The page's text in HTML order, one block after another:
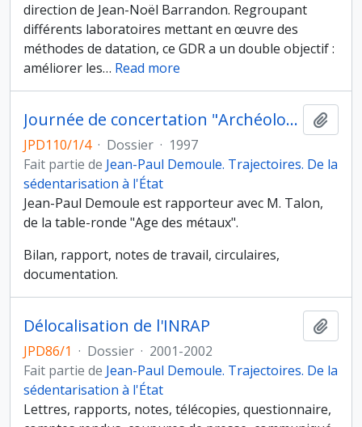
direction de Jean-Noël Barrandon. Regroupant
différents laboratoires mettant en œuvre des
méthodes de datation, ce GDR a un double objectif :
améliorer les… Read more
Journée de concertation "Archéologie en Picardie" organisée par le laboratoire d'archéologie de l'Université de Picardie et le Service régional de l'archéologie de Picardie, Amiens (avril 1997)
JPD110/1/4 · Dossier · 1997
Fait partie de Jean-Paul Demoule. Trajectoires. De la
sédentarisation à l'État
Jean-Paul Demoule est rapporteur avec M. Talon,
de la table-ronde "Age des métaux".
Bilan, rapport, notes de travail, circulaires,
documentation.
Délocalisation de l'INRAP
JPD86/1 · Dossier · 2001-2002
Fait partie de Jean-Paul Demoule. Trajectoires. De la
sédentarisation à l'État
Lettres, rapports, notes, télécopies, questionnaire,